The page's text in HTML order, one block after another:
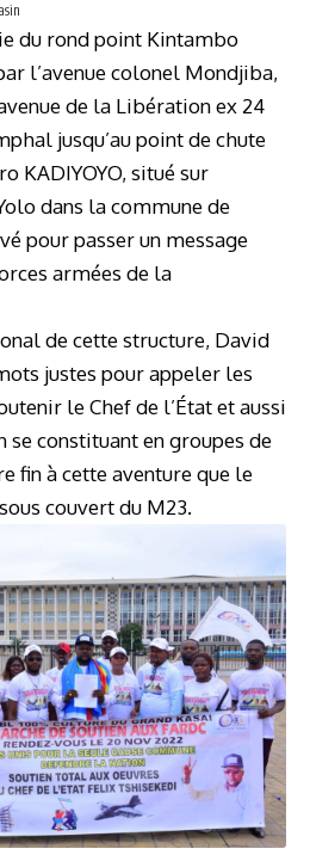
du rond point Kintambo
l’avenue colonel Mondjiba,
de la Libération ex 24
jusqu’au point de chute
KADIYOYO, situé sur
dans la commune de
pour passer un message
armées de la
de cette structure, David
justes pour appeler les
le Chef de l’État et aussi
constituant en groupes de
fin à cette aventure que le
couvert du M23.